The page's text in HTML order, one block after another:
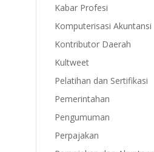
Kabar Profesi
Komputerisasi Akuntansi
Kontributor Daerah
Kultweet
Pelatihan dan Sertifikasi
Pemerintahan
Pengumuman
Perpajakan